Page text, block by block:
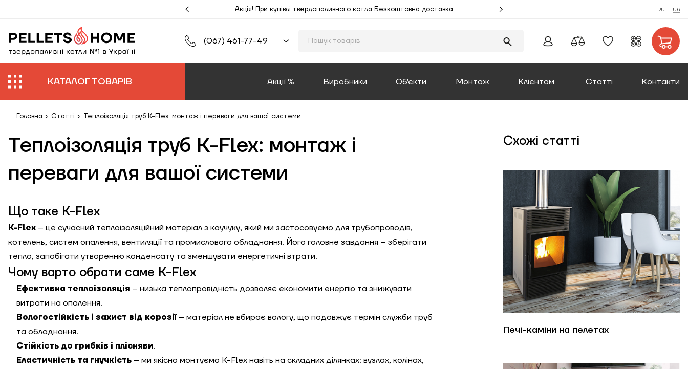
Акція! При купівлі твердопаливного котла Безкоштовна доставка Акція! Замовляйте монтаж котлів та отримуйте
RU UA
(067) 461-77-49
КАТАЛОГ ТОВАРІВ Акції % Виробники Об'єкти Монтаж Клієнтам
Повернення товару
Про компанію
Сертифікати
Статті Контакти
Головна > Статті > Теплоізоляція труб K-Flex: монтаж і переваги для вашої системи
Теплоізоляція труб K-Flex: монтаж і
переваги для вашої системи
Що таке K-Flex
K-Flex – це сучасний теплоізоляційний матеріал з каучуку, який ми застосовуємо для трубопроводів,
котелень, систем опалення, вентиляції та промислового обладнання. Його головне завдання – зберігати
тепло, запобігати утворенню конденсату та зменшувати енергетичні втрати.
Чому варто обрати саме K-Flex
Ефективна теплоізоляція – низька теплопровідність дозволяє економити енергію та знижувати
витрати на опалення.
Вологостійкість і захист від корозії– матеріал не вбирає вологу, що подовжує термін служби труб
та обладнання.
Стійкість до грибків і плісняви.
Еластичність та гнучкість – ми якісно монтуємо K-Flex навіть на складних ділянках: вузлах, колінах,
Схожі статті
Печі-каміни на пелетах